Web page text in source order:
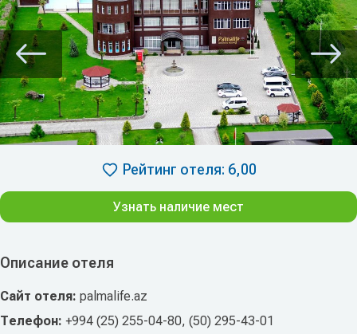
Описание отеля
Сайт отеля: palmalife.az
Телефон: +994 (25) 255-04-80, (50) 295-43-01
Рейтинг отеля: 6,00
Узнать наличие мест